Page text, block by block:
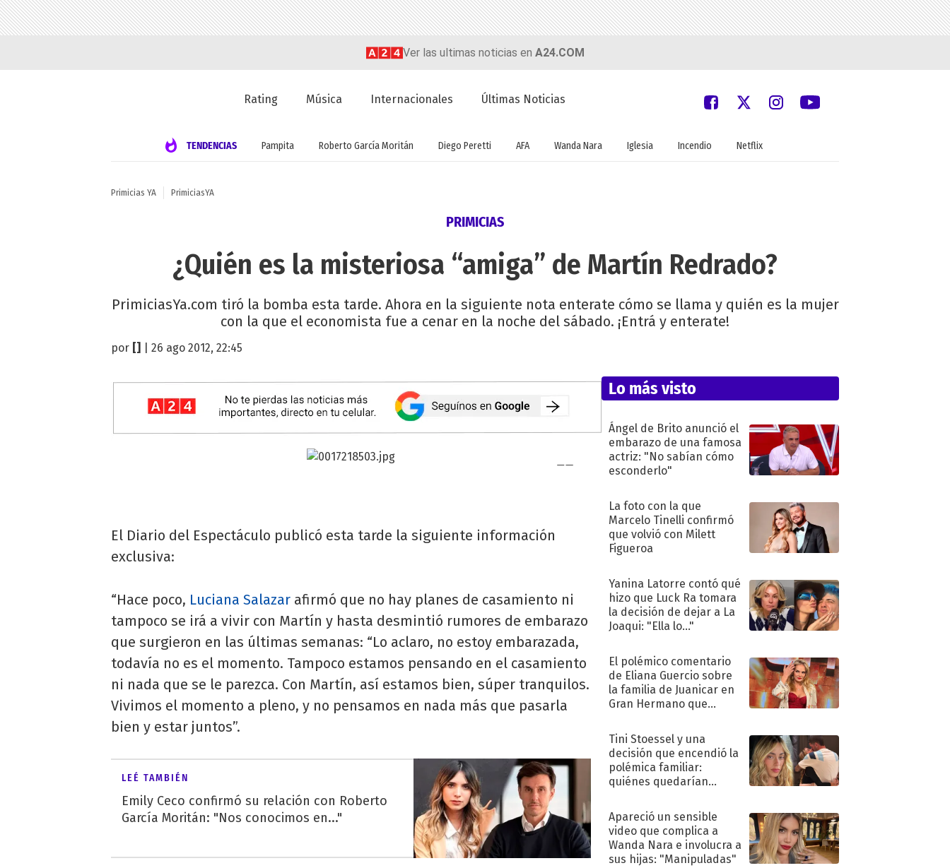
Ver las ultimas noticias en A24.COM
Rating Música Internacionales Últimas Noticias
TENDENCIAS Pampita Roberto García Moritán Diego Peretti AFA Wanda Nara Iglesia Incendio Netflix
Primicias YA PrimiciasYA
PRIMICIAS
¿Quién es la misteriosa “amiga” de Martín Redrado?
PrimiciasYa.com tiró la bomba esta tarde. Ahora en la siguiente nota enterate cómo se llama y quién es la mujer
con la que el economista fue a cenar en la noche del sábado. ¡Entrá y enterate!
por | 26 ago 2012, 22:45
El Diario del Espectáculo publicó esta tarde la siguiente información
exclusiva:
“Hace poco, Luciana Salazar afirmó que no hay planes de casamiento ni
tampoco se irá a vivir con Martín y hasta desmintió rumores de embarazo
que surgieron en las últimas semanas: “Lo aclaro, no estoy embarazada,
todavía no es el momento. Tampoco estamos pensando en el casamiento
ni nada que se le parezca. Con Martín, así estamos bien, súper tranquilos.
Vivimos el momento a pleno, y no pensamos en nada más que pasarla
bien y estar juntos”.
LEÉ TAMBIÉN
Emily Ceco confirmó su relación con Roberto
García Moritán: "Nos conocimos en..."
Lo más visto
Ángel de Brito anunció el
embarazo de una famosa
actriz: "No sabían cómo
esconderlo"
La foto con la que
Marcelo Tinelli confirmó
que volvió con Milett
Figueroa
Yanina Latorre contó qué
hizo que Luck Ra tomara
la decisión de dejar a La
Joaqui: "Ella lo..."
El polémico comentario
de Eliana Guercio sobre
la familia de Juanicar en
Gran Hermano que
Tini Stoessel y una
decisión que encendió la
polémica familiar:
quiénes quedarían
Apareció un sensible
video que complica a
Wanda Nara e involucra a
sus hijas: "Manipuladas"